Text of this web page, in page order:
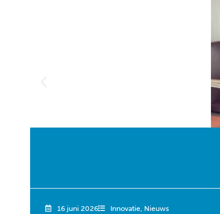
16 juni 2026 Innovatie Nieuws